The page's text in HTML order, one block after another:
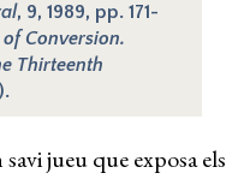
, 9, 1989, pp. 171-
Conversion.
Thirteenth
jueu que exposa els